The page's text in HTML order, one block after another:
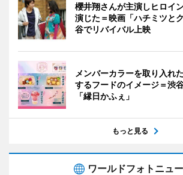
櫻井翔さんが主演しヒロイ
演じた＝映画「ハチミツと
谷でリバイバル上映
メンバーカラーを取り入れ
するフードのイメージ＝渋
「縁日かふぇ」
もっと見る
ワールドフォトニュ